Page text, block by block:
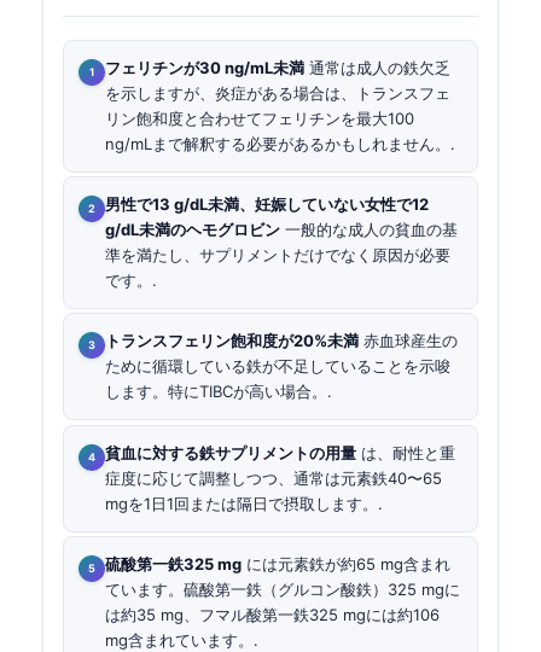
フェリチンが30 ng/mL未満 通常は成人の鉄欠乏
を示しますが、炎症がある場合は、トランスフェ
リン飽和度と合わせてフェリチンを最大100
ng/mLまで解釈する必要があるかもしれません。.
男性で13 g/dL未満、妊娠していない女性で12
g/dL未満のヘモグロビン 一般的な成人の貧血の基
準を満たし、サプリメントだけでなく原因が必要
です。.
トランスフェリン飽和度が20%未満 赤血球産生の
ために循環している鉄が不足していることを示唆
します。特にTIBCが高い場合。.
貧血に対する鉄サプリメントの用量 は、耐性と重
症度に応じて調整しつつ、通常は元素鉄40〜65
mgを1日1回または隔日で摂取します。.
硫酸第一鉄325 mg には元素鉄が約65 mg含まれ
ています。硫酸第一鉄（グルコン酸鉄）325 mgに
は約35 mg、フマル酸第一鉄325 mgには約106
mg含まれています。.